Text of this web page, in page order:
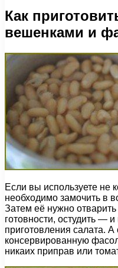
Как
вешенками и
Если вы используете не
необходимо замочить в
Затем её нужно
готовности, остудить —
приготовления салата.
консервированную
никаих приправ или